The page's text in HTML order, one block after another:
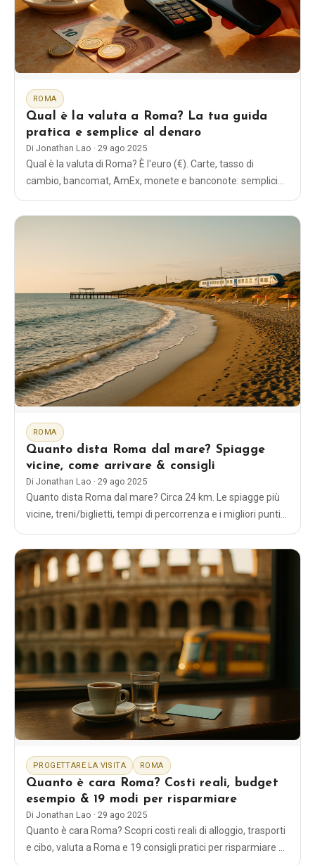
ROMA
Qual è la valuta a Roma? La tua guida
pratica e semplice al denaro
Di Jonathan Lao · 29 ago 2025
Qual è la valuta di Roma? È l'euro (€). Carte, tasso di
cambio, bancomat, AmEx, monete e banconote: semplici
consigli per evitare commissioni e spese eccessive.
ROMA
Quanto dista Roma dal mare? Spiagge
vicine, come arrivare & consigli
Di Jonathan Lao · 29 ago 2025
Quanto dista Roma dal mare? Circa 24 km. Le spiagge più
vicine, treni/biglietti, tempi di percorrenza e i migliori punti
PROGETTARE LA VISITA ROMA
Quanto è cara Roma? Costi reali, budget
esempio & 19 modi per risparmiare
Di Jonathan Lao · 29 ago 2025
Quanto è cara Roma? Scopri costi reali di alloggio, trasporti
e cibo, valuta a Roma e 19 consigli pratici per risparmiare —